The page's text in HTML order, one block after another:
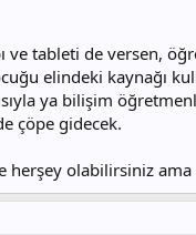
ve tableti de versen,
elindeki kaynağı
ya bilişim
çöpe gidecek.
olabilirsiniz ama